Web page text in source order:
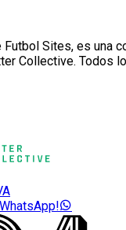
Futbol Sites, es una
Collective. Todos